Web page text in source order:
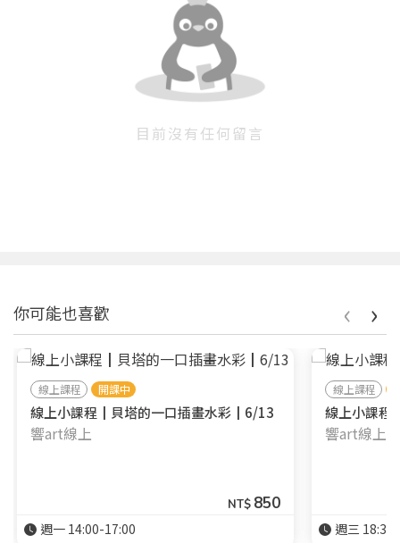
目前沒有任何留言
你可能也喜歡
線上課程 開課中
線上小課程┃貝塔的一口插畫水彩┃6/13
響art線上
NT$ 850
週一 14:00-17:00
線上課程
線上小課
響art線上
週三
‹ ›